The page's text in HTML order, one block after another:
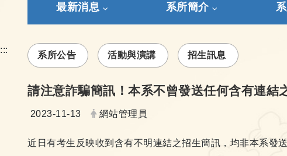
最新消息 系所簡介
:::
系所公告 活動與演講 招生訊息
請注意詐騙簡訊！本系不曾發送任何含有連結
日期：
2023-11-13 發布者：
網站管理員
近日有考生反映收到含有不明連結之招生簡訊，均非本系發